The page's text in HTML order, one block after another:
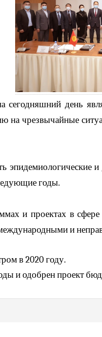
день
на чрезвычайные
годы.
и проектах в
и
в 2020 году.
и одобрен проект